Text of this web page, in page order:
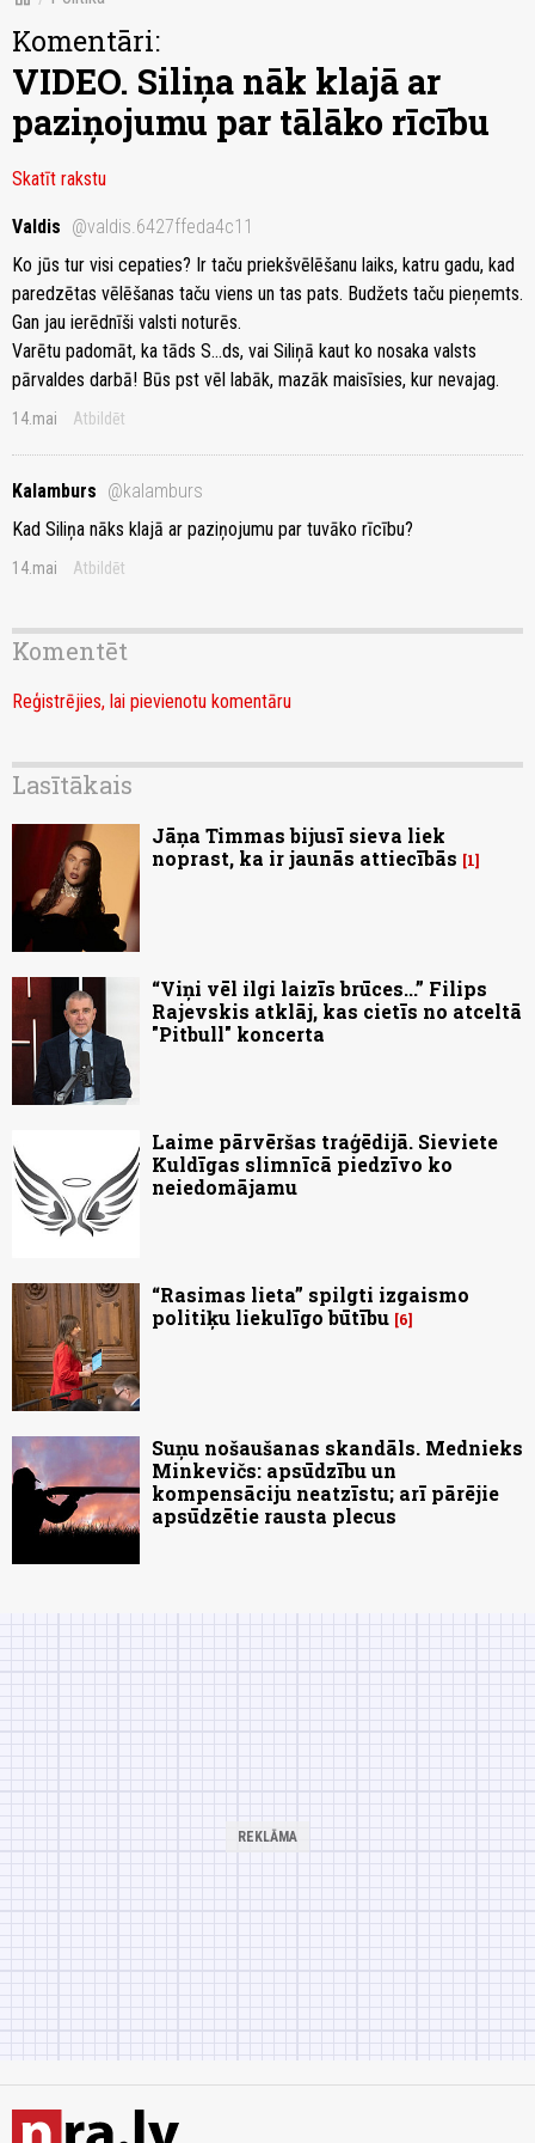
Komentāri:
VIDEO. Siliņa nāk klajā ar
paziņojumu par tālāko rīcību
Skatīt rakstu
Valdis @valdis.6427ffeda4c11
Ko jūs tur visi cepaties? Ir taču priekšvēlēšanu laiks, katru gadu, kad
paredzētas vēlēšanas taču viens un tas pats. Budžets taču pieņemts.
Gan jau ierēdnīši valsti noturēs.
Varētu padomāt, ka tāds S...ds, vai Siliņā kaut ko nosaka valsts
pārvaldes darbā! Būs pst vēl labāk, mazāk maisīsies, kur nevajag.
14.mai Atbildēt
Kalamburs @kalamburs
Kad Siliņa nāks klajā ar paziņojumu par tuvāko rīcību?
14.mai Atbildēt
Komentēt
Reģistrējies, lai pievienotu komentāru
Lasītākais
Jāņa Timmas bijusī sieva liek
noprast, ka ir jaunās attiecībās
1
“Viņi vēl ilgi laizīs brūces...” Filips
Rajevskis atklāj, kas cietīs no atceltā
"Pitbull" koncerta
Laime pārvēršas traģēdijā. Sieviete
Kuldīgas slimnīcā piedzīvo ko
neiedomājamu
“Rasimas lieta” spilgti izgaismo
politiķu liekulīgo būtību 6
Suņu nošaušanas skandāls. Mednieks
Minkevičs: apsūdzību un
kompensāciju neatzīstu; arī pārējie
apsūdzētie rausta plecus